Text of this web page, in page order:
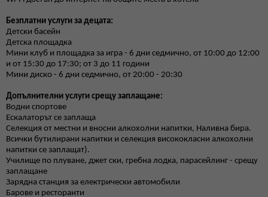
Безплатни услуги за децата:
Детски басейн
Детска площадка
Мини клуб и площадка за игра - 6 дни седмично, от 10:00 до 12:00
и от 15:30 до 17:30; от 3 до 11 години
Мини диско - 6 дни седмично, от 20:00 - 20:30
Допълнителни услуги срещу заплащане:
Водни спортове
Ескалаторът се заплаща
Селекция от местни и вносни алкохолни напитки, Наливна бира.
Всички бутилирани напитки и селекция висококласни алкохолни
напитки се заплащат).
Училище по плуване, джет ски, гребна лодка, парасейлинг - срещу
заплащане
Зарядна станция за електрически автомобили
Барове и ресторанти